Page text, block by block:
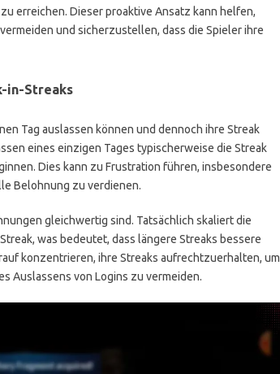
erreichen. Dieser proaktive Ansatz kann helfen,
und sicherzustellen, dass die Spieler ihre
in-Streaks
Tag auslassen können und dennoch ihre Streak
eines einzigen Tages typischerweise die Streak
Dies kann zu Frustration führen, insbesondere
Belohnung zu verdienen.
gleichwertig sind. Tatsächlich skaliert die
was bedeutet, dass längere Streaks bessere
konzentrieren, ihre Streaks aufrechtzuerhalten, um
Auslassens von Logins zu vermeiden.